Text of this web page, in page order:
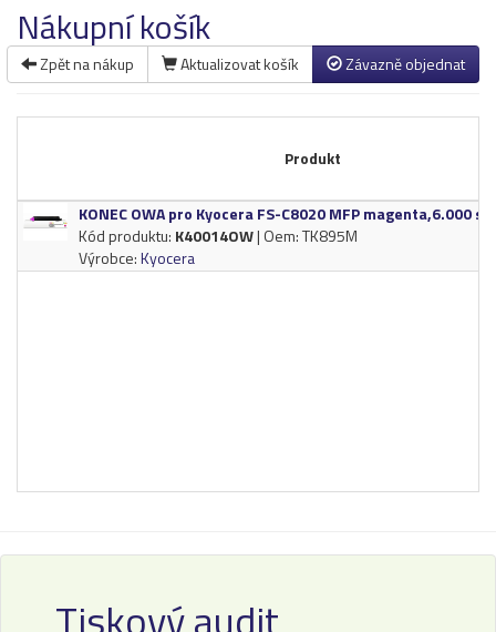
Nákupní košík
Zpět na nákup Aktualizovat košík Závazně objednat
Produkt
KONEC OWA pro Kyocera FS-​C8020 MFP magenta,​6.​000
Kód produktu: K40014OW| Oem: TK895M
Výrobce:Kyocera